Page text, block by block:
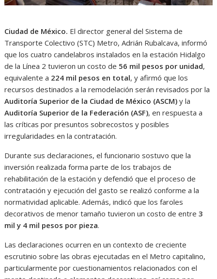
Ciudad de México. El director general del Sistema de
Transporte Colectivo (STC) Metro, Adrián Rubalcava, informó
que los cuatro candelabros instalados en la estación Hidalgo
de la Línea 2 tuvieron un costo de 56 mil pesos por unidad,
equivalente a 224 mil pesos en total, y afirmó que los
recursos destinados a la remodelación serán revisados por la
Auditoría Superior de la Ciudad de México (ASCM) y la
Auditoría Superior de la Federación (ASF), en respuesta a
las críticas por presuntos sobrecostos y posibles
irregularidades en la contratación.
Durante sus declaraciones, el funcionario sostuvo que la
inversión realizada forma parte de los trabajos de
rehabilitación de la estación y defendió que el proceso de
contratación y ejecución del gasto se realizó conforme a la
normatividad aplicable. Además, indicó que los faroles
decorativos de menor tamaño tuvieron un costo de entre3
mil y 4 mil pesos por pieza.
Las declaraciones ocurren en un contexto de creciente
escrutinio sobre las obras ejecutadas en el Metro capitalino,
particularmente por cuestionamientos relacionados con el